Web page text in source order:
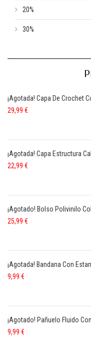
20%
30%
¡Agotada! Capa De Crochet
29,99 €
¡Agotada! Capa Estructura
22,99 €
¡Agotado! Bolso Polivinilo
25,99 €
¡Agotada! Bandana Con
9,99 €
¡Agotado! Pañuelo Fluido
9,99 €